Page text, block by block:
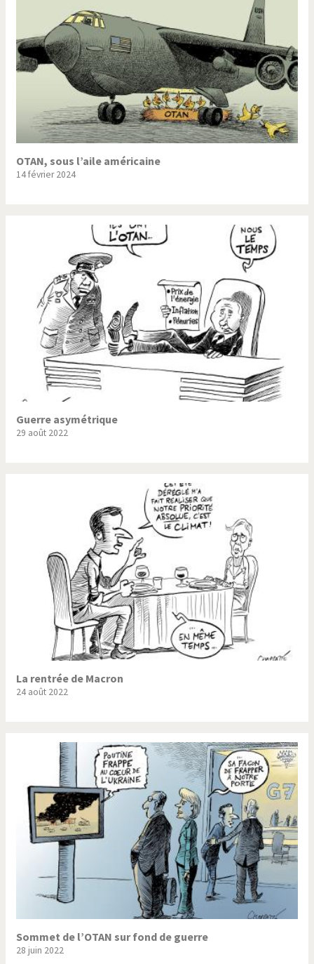
OTAN, sous l’aile américaine
14 février 2024
Guerre asymétrique
29 août 2022
La rentrée de Macron
24 août 2022
Sommet de l’OTAN sur fond de guerre
28 juin 2022